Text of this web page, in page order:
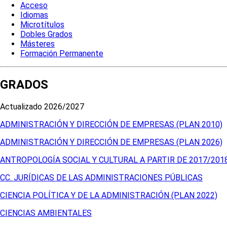
Acceso
Idiomas
Microtítulos
Dobles Grados
Másteres
Formación Permanente
GRADOS
Actualizado 2026/2027
ADMINISTRACIÓN Y DIRECCIÓN DE EMPRESAS (PLAN 2010)
ADMINISTRACIÓN Y DIRECCIÓN DE EMPRESAS (PLAN 2026)
ANTROPOLOGÍA SOCIAL Y CULTURAL A PARTIR DE 2017/
CC. JURÍDICAS DE LAS ADMINISTRACIONES PÚBLICAS
CIENCIA POLÍTICA Y DE LA ADMINISTRACIÓN (PLAN 2022)
CIENCIAS AMBIENTALES